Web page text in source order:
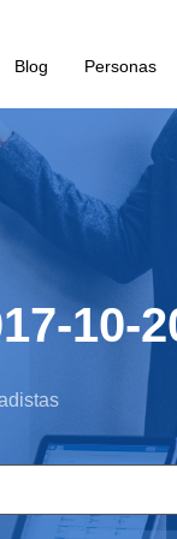
Blog Personas
10-